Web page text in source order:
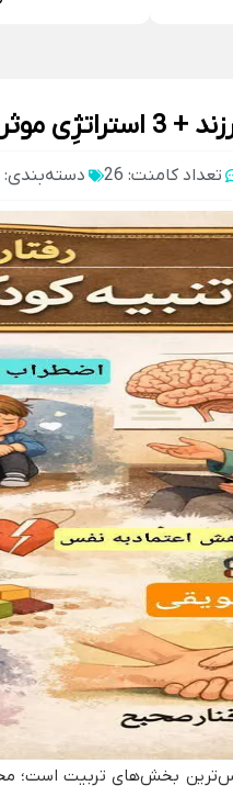
روانشناسی
تعداد کامنت: 26 دسته‌بندی:
بخش‌های تربیت است؛